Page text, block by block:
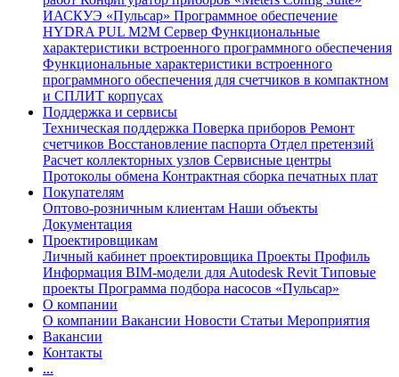
ИАСКУЭ «Пульсар» Программное обеспечение
HYDRA PUL M2M Сервер Функциональные
характеристики встроенного программного обеспечения
Функциональные характеристики встроенного
программного обеспечения для счетчиков в компактном
и СПЛИТ корпусах
Поддержка и сервисы
Техническая поддержка Поверка приборов Ремонт
счетчиков Восстановление паспорта Отдел претензий
Расчет коллекторных узлов Сервисные центры
Протоколы обмена Контрактная сборка печатных плат
Покупателям
Оптово-розничным клиентам Наши объекты
Документация
Проектировщикам
Личный кабинет проектировщика Проекты Профиль
Информация BIM-модели для Autodesk Revit Типовые
проекты Программа подбора насосов «Пульсар»
О компании
О компании Вакансии Новости Статьи Мероприятия
Вакансии
Контакты
...